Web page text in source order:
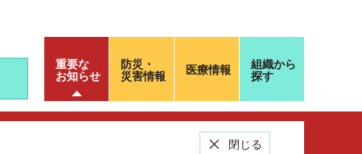
重要な
お知らせ
閉じる
防災・
災害情報
医療情報
組織から
探す